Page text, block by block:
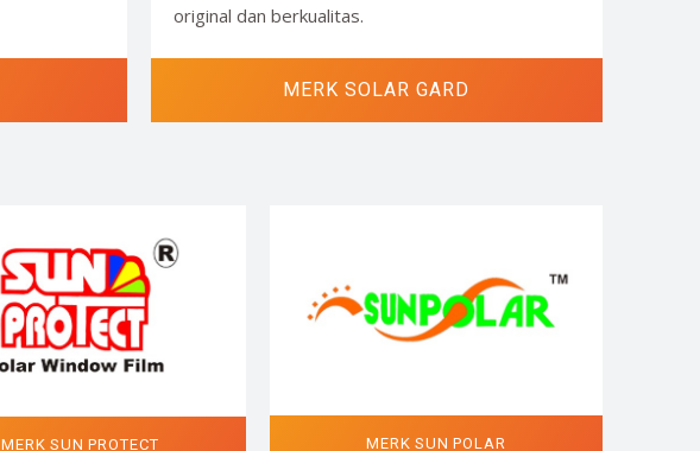
original dan berkualitas.
MERK SOLAR GARD
MERK SUN PROTECT MERK SUN POLAR